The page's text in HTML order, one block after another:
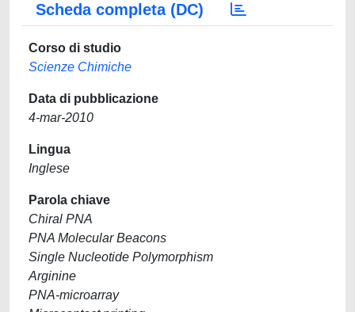
Scheda completa (DC)
Corso di studio
Scienze Chimiche
Data di pubblicazione
4-mar-2010
Lingua
Inglese
Parola chiave
Chiral PNA
PNA Molecular Beacons
Single Nucleotide Polymorphism
Arginine
PNA-microarray